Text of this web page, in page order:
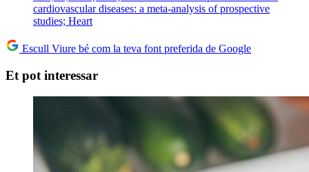
cardiovascular diseases: a meta-analysis of prospective
studies; Heart
Escull Viure bé com la teva font preferida de Google
Et pot interessar